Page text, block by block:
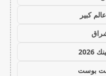
كبير
2026
بوست